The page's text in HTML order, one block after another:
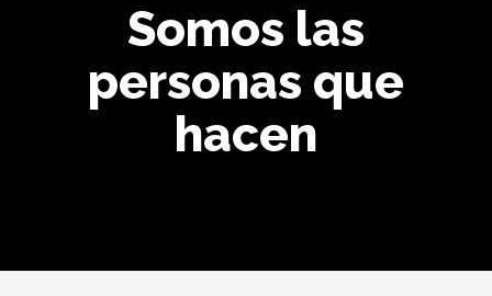
Somos las
personas que
hacen